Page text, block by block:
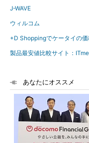
J-WAVE
ウィルコム
+D Shoppingでケータイの
製品最安値比較サイト：
あなたにオススメ